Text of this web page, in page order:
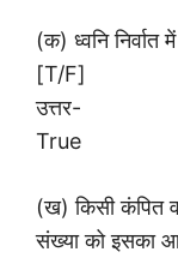
(क) ध्वनि निर्वात
[T/F]
उत्तर-
True
(ख) किसी कंपित
संख्या को इसका